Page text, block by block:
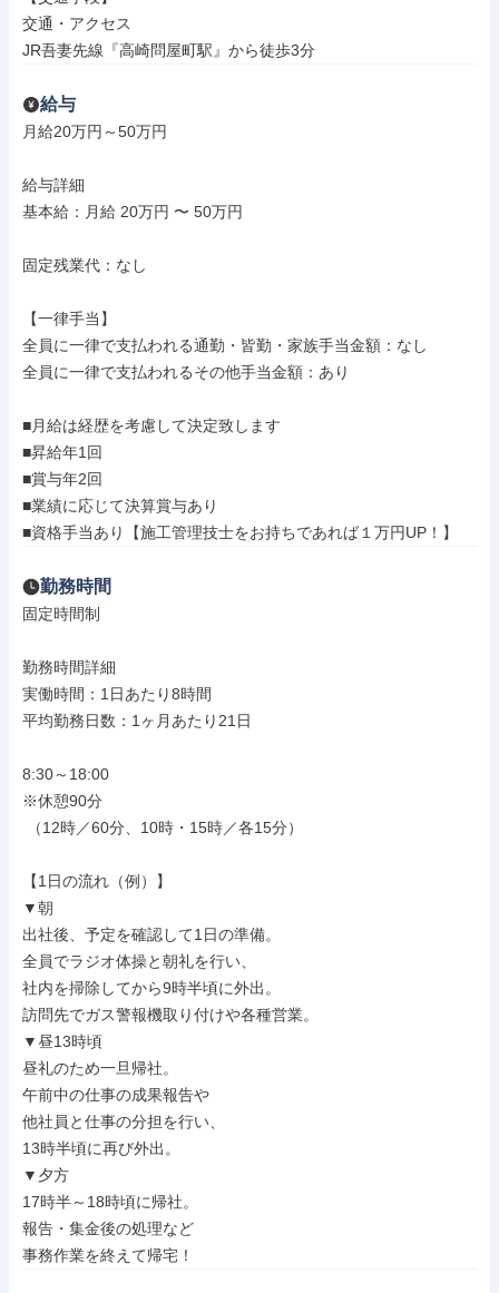
交通・アクセス
JR吾妻先線『高崎問屋町駅』から徒歩3分
給与
月給20万円～50万円
給与詳細
基本給：月給 20万円 〜 50万円
固定残業代：なし
【一律手当】
全員に一律で支払われる通勤・皆勤・家族手当金額：なし
全員に一律で支払われるその他手当金額：あり
■月給は経歴を考慮して決定致します
■昇給年1回
■賞与年2回
■業績に応じて決算賞与あり
■資格手当あり【施工管理技士をお持ちであれば１万円UP！】
勤務時間
固定時間制
勤務時間詳細
実働時間：1日あたり8時間
平均勤務日数：1ヶ月あたり21日
8:30～18:00
※休憩90分
【1日の流れ（例）】
▼朝
出社後、予定を確認して1日の準備。
全員でラジオ体操と朝礼を行い、
社内を掃除してから9時半頃に外出。
訪問先でガス警報機取り付けや各種営業。
▼昼13時頃
昼礼のため一旦帰社。
午前中の仕事の成果報告や
他社員と仕事の分担を行い、
13時半頃に再び外出。
▼夕方
17時半～18時頃に帰社。
報告・集金後の処理など
事務作業を終えて帰宅！